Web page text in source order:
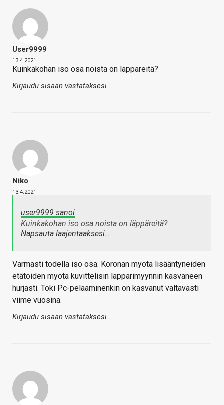
User9999
13.4.2021
Kuinkakohan iso osa noista on läppäreitä?
Kirjaudu sisään vastataksesi
Niko
13.4.2021
user9999 sanoi
Kuinkakohan iso osa noista on läppäreitä?
Napsauta laajentaaksesi…
Varmasti todella iso osa. Koronan myötä lisääntyneiden
etätöiden myötä kuvittelisin läppärimyynnin kasvaneen
hurjasti. Toki Pc-pelaaminenkin on kasvanut valtavasti
viime vuosina.
Kirjaudu sisään vastataksesi